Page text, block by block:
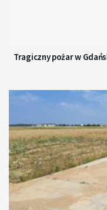
Tragiczny pożar w